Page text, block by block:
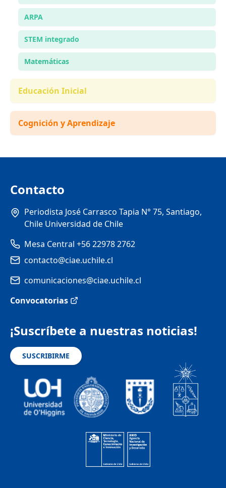
ARPA
STEM integrado
Matemáticas
Educación Inicial
Cognición y Aprendizaje
Contacto
Periodista José Carrasco Tapia N° 75, Santiago,
Chile Universidad de Chile
Mesa Central +56 22978 2762
contacto@ciae.uchile.cl
comunicaciones@ciae.uchile.cl
Convocatorias
¡Suscríbete a nuestras noticias!
SUSCRIBIRME